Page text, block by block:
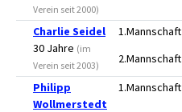
Verein seit 2000)
Charlie Seidel
30 Jahre (im
Verein seit 2003)
1.Mannschaft
2.Mannschaft
Philipp
Wollmerstedt
1.Mannschaft